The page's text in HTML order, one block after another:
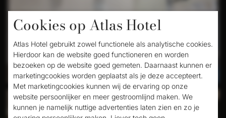
Cookies op Atlas Hotel
Atlas Hotel gebruikt zowel functionele als analytische cookies.
Hierdoor kan de website goed functioneren en worden
bezoeken op de website goed gemeten. Daarnaast kunnen er
marketingcookies worden geplaatst als je deze accepteert.
Met marketingcookies kunnen wij de ervaring op onze
website persoonlijker en meer gestroomlijnd maken. We
kunnen je namelijk nuttige advertenties laten zien en zo je